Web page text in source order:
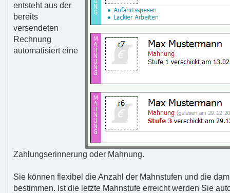
entsteht aus der
bereits
versendeten
Rechnung
automatisiert eine
Zahlungserinnerung oder Mahnung.
Sie können flexibel die Anzahl der Mahnstufen und die
bestimmen. Ist die letzte Mahnstufe erreicht werden Sie